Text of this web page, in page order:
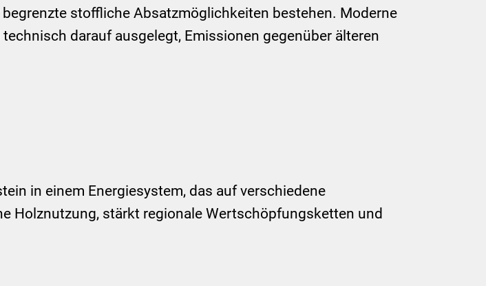
stoffliche Absatzmöglichkeiten bestehen. Moderne
darauf ausgelegt, Emissionen gegenüber älteren
in einem Energiesystem, das auf verschiedene
Holznutzung, stärkt regionale Wertschöpfungsketten und